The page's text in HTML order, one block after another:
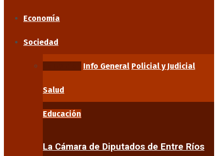
Economía
Sociedad
Info General Policial y Judicial
Salud
Educación
La Cámara de Diputados de Entre Ríos